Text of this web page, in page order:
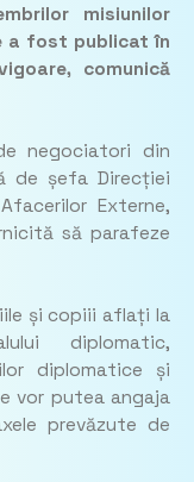
misiunilor
a fost publicat în
comunică
negociatori din
de șefa Direcției
Externe,
să parafeze
și copiii aflați la
diplomatic,
diplomatice și
vor putea angaja
prevăzute de